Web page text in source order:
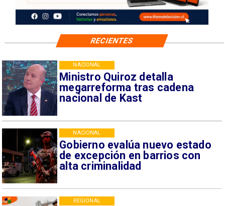
Ministro Quiroz detalla
megarreforma tras cadena
nacional de Kast
NACIONAL
Gobierno evalúa nuevo estado
de excepción en barrios con
alta criminalidad
NACIONAL
REGIONAL
RECIENTES